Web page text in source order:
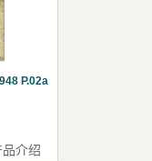
P.02a
品介绍